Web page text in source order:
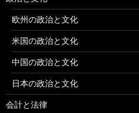
欧州の政治と文化
米国の政治と文化
中国の政治と文化
日本の政治と文化
会計と法律